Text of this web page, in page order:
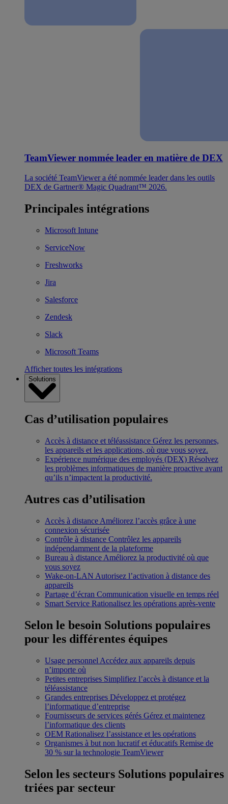
TeamViewer nommée leader en matière de DEX
La société TeamViewer a été nommée leader dans les outils
DEX de Gartner® Magic Quadrant™ 2026.
Principales intégrations
Microsoft Intune
ServiceNow
Freshworks
Jira
Salesforce
Zendesk
Slack
Microsoft Teams
Afficher toutes les intégrations
Solutions
Cas d’utilisation populaires
Accès à distance et téléassistance Gérez les personnes,
les appareils et les applications, où que vous soyez.
Expérience numérique des employés (DEX) Résolvez
les problèmes informatiques de manière proactive avant
qu’ils n’impactent la productivité.
Autres cas d’utilisation
Accès à distance Améliorez l’accès grâce à une
connexion sécurisée
Contrôle à distance Contrôlez les appareils
indépendamment de la plateforme
Bureau à distance Améliorez la productivité où que
vous soyez
Wake-on-LAN Autorisez l’activation à distance des
appareils
Partage d’écran Communication visuelle en temps réel
Smart Service Rationalisez les opérations après-vente
Selon le besoin Solutions populaires
pour les différentes équipes
Usage personnel Accédez aux appareils depuis
n’importe où
Petites entreprises Simplifiez l’accès à distance et la
téléassistance
Grandes entreprises Développez et protégez
l’informatique d’entreprise
Fournisseurs de services gérés Gérez et maintenez
l’informatique des clients
OEM Rationalisez l’assistance et les opérations
Organismes à but non lucratif et éducatifs Remise de
30 % sur la technologie TeamViewer
Selon les secteurs Solutions populaires
triées par secteur